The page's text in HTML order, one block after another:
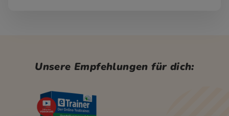
Unsere Empfehlungen für dich: